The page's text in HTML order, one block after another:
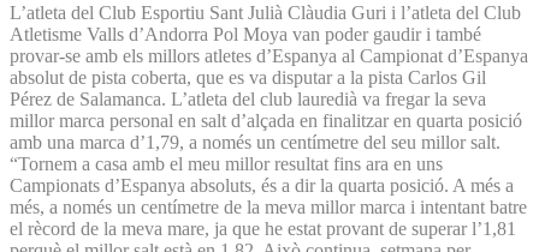
L’atleta del Club Esportiu Sant Julià Clàudia Guri i l’atleta del Club
Atletisme Valls d’Andorra Pol Moya van poder gaudir i també
provar-se amb els millors atletes d’Espanya al Campionat d’Espanya
absolut de pista coberta, que es va disputar a la pista Carlos Gil
Pérez de Salamanca. L’atleta del club lauredià va fregar la seva
millor marca personal en salt d’alçada en finalitzar en quarta posició
amb una marca d’1,79, a només un centímetre del seu millor salt.
“Tornem a casa amb el meu millor resultat fins ara en uns
Campionats d’Espanya absoluts, és a dir la quarta posició. A més a
més, a només un centímetre de la meva millor marca i intentant batre
el rècord de la meva mare, ja que he estat provant de superar l’1,81